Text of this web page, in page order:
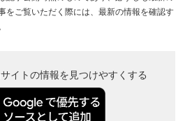
をご覧いただく際には、最新の情報を確認す
イトの情報を見つけやすくする